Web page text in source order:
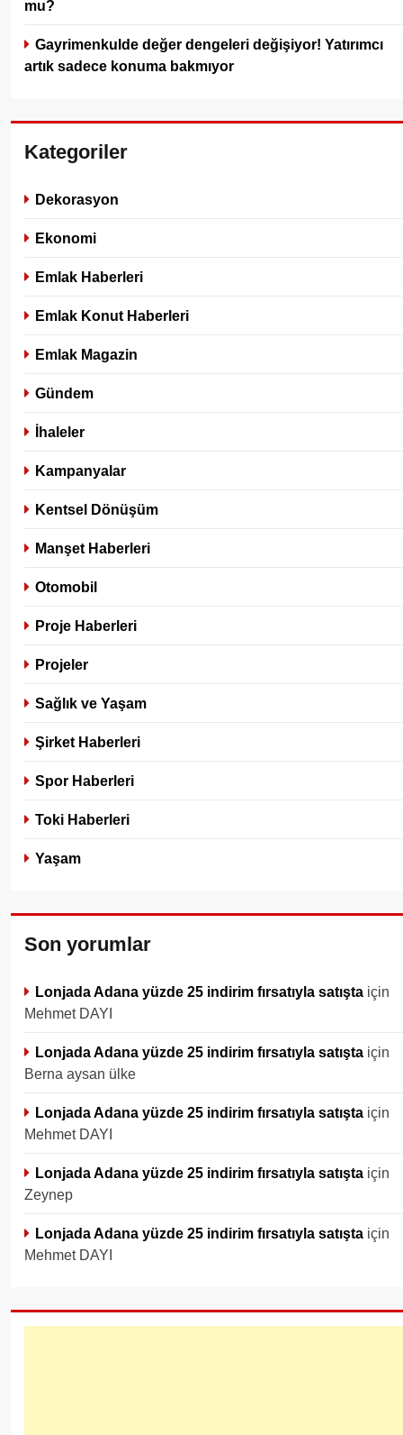
mu?
Gayrimenkulde değer dengeleri değişiyor! Yatırımcı
artık sadece konuma bakmıyor
Kategoriler
Dekorasyon
Ekonomi
Emlak Haberleri
Emlak Konut Haberleri
Emlak Magazin
Gündem
İhaleler
Kampanyalar
Kentsel Dönüşüm
Manşet Haberleri
Otomobil
Proje Haberleri
Projeler
Sağlık ve Yaşam
Şirket Haberleri
Spor Haberleri
Toki Haberleri
Yaşam
Son yorumlar
Lonjada Adana yüzde 25 indirim fırsatıyla satışta için
Mehmet DAYI
Lonjada Adana yüzde 25 indirim fırsatıyla satışta için
Berna aysan ülke
Lonjada Adana yüzde 25 indirim fırsatıyla satışta için
Mehmet DAYI
Lonjada Adana yüzde 25 indirim fırsatıyla satışta için
Zeynep
Lonjada Adana yüzde 25 indirim fırsatıyla satışta için
Mehmet DAYI